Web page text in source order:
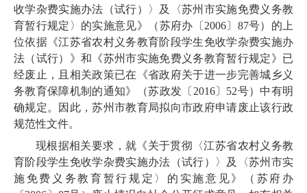
收学杂费实施办法（试行）〉及〈苏州市实施免费义务教
育暂行规定〉的实施意见》
（苏府办〔 2006〕87号）的 上
位依据《江苏省农村义务教育阶段学生免收学杂费实施办
法（试行）》和《苏州市实施免费义务教育暂行规定》已
经废止，且相关政策已在《省政府关于进一步完善城乡义
务教育保障机制的通知》（苏政发〔 2016〕52号）中有明
确规定。因此 ，苏州市教育局拟向市政府申请废止该行政
规范性文件。
现根据相关要求，就 《关于贯彻〈江苏省农村义务教
育阶段学生免收学杂费实施办法（试行）〉及〈苏州市实
施免费义务教育暂行规定〉的实施意见》（苏府办